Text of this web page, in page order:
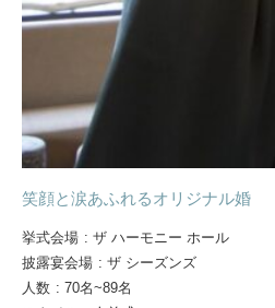
笑顔と涙あふれるオリジナル婚
挙式会場 : ザ ハーモニー ホール
披露宴会場 : ザ シーズンズ
人数 : 70名~89名